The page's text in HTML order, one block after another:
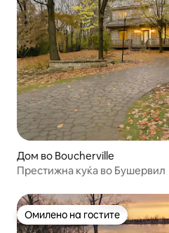
Дом во Boucherville
Престижна куќа во Бушервил
Омилено на гостите
Омилено на гостите